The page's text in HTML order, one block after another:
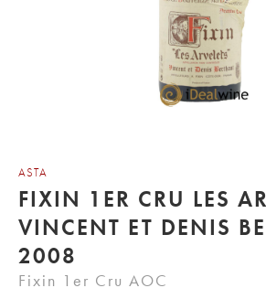
ASTA
FIXIN 1ER CRU LES
VINCENT ET DENIS
2008
Fixin 1er Cru AOC